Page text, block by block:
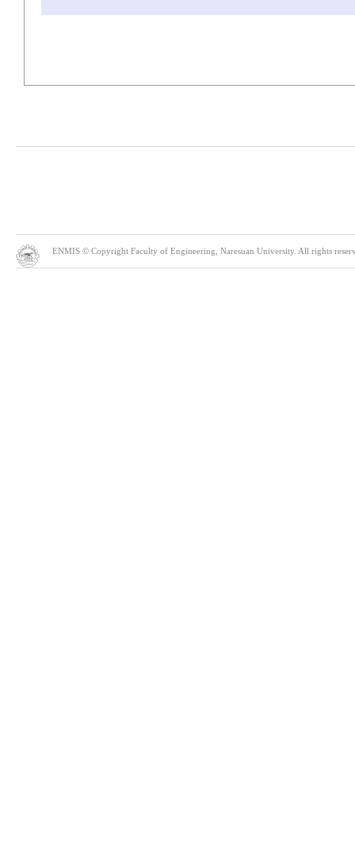
ENMIS © Copyright Faculty of Engineering, Naresuan University. All rights